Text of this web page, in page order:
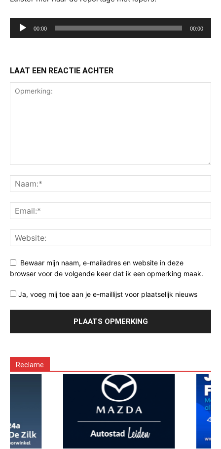
Audiospeler
00:00 00:00
LAAT EEN REACTIE ACHTER
Bewaar mijn naam, e-mailadres en website in deze
browser voor de volgende keer dat ik een opmerking maak.
Ja, voeg mij toe aan je e-maillijst voor plaatselijk nieuws
Reclame